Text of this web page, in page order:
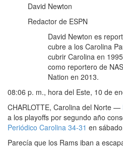
David Newton
Redactor de ESPN
David Newton es
cubre a los Carolina
cubrir Carolina en
como reportero de
Nation en 2013.
08:06 p. m., hora del Este, 10 de
CHARLOTTE, Carolina del Norte —
a los playoffs por segundo año
Periódico Carolina 34-31 en
Parecía que los Rams iban a